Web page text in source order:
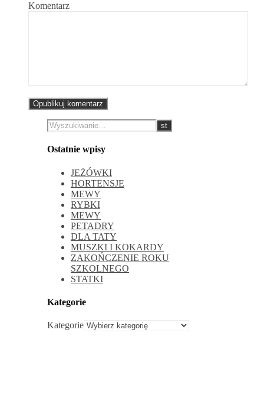
Komentarz
Ostatnie wpisy
JEŻÓWKI
HORTENSJE
MEWY
RYBKI
MEWY
PETADRY
DLA TATY
MUSZKI I KOKARDY
ZAKOŃCZENIE ROKU
SZKOLNEGO
STATKI
Kategorie
Kategorie